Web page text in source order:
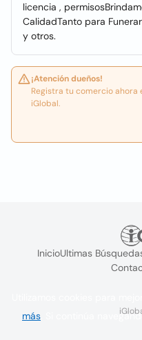
licencia ,
CalidadTanto para
y otros.
¡Atención dueños!
Registra tu comercio
iGlobal.
InicioUltimas
más . Si continúa